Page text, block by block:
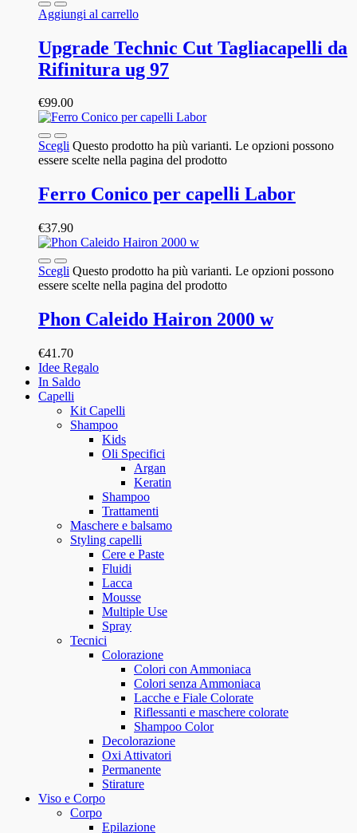
Aggiungi al carrello
Upgrade Technic Cut Tagliacapelli da
Rifinitura ug 97
€99.00
Scegli Questo prodotto ha più varianti. Le opzioni possono
essere scelte nella pagina del prodotto
Ferro Conico per capelli Labor
€37.90
Scegli Questo prodotto ha più varianti. Le opzioni possono
essere scelte nella pagina del prodotto
Phon Caleido Hairon 2000 w
€41.70
Idee Regalo
In Saldo
Capelli
Kit Capelli
Shampoo
Kids
Oli Specifici
Argan
Keratin
Shampoo
Trattamenti
Maschere e balsamo
Styling capelli
Cere e Paste
Fluidi
Lacca
Mousse
Multiple Use
Spray
Tecnici
Colorazione
Colori con Ammoniaca
Colori senza Ammoniaca
Lacche e Fiale Colorate
Riflessanti e maschere colorate
Shampoo Color
Decolorazione
Oxi Attivatori
Permanente
Stirature
Viso e Corpo
Corpo
Epilazione